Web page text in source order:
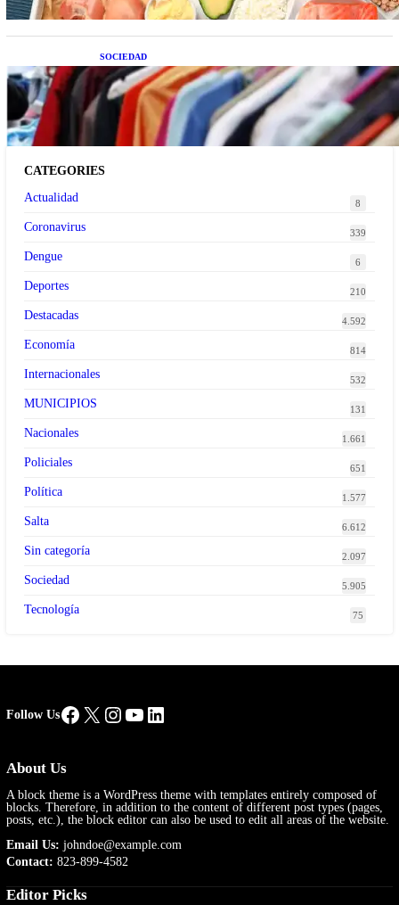
SOCIEDAD
Las grandes marcas globales se suman a la
tendencia de la ropa de segunda mano premium
CATEGORIES
Actualidad
8
Coronavirus 339
Dengue 6
Deportes 210
Destacadas 4.592
Economía 814
Internacionales 532
MUNICIPIOS 131
Nacionales 1.661
Policiales 651
Política 1.577
Salta 6.612
Sin categoría 2.097
Sociedad 5.905
Tecnología 75
Follow UsFacebook
X Instagram
YouTube
LinkedIn
About Us
A block theme is a WordPress theme with templates entirely composed of
blocks. Therefore, in addition to the content of different post types (pages,
posts, etc.), the block editor can also be used to edit all areas of the website.
Email Us: johndoe@example.com
Contact: 823-899-4582
Editor Picks